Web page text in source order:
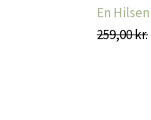
En
259,00kr.